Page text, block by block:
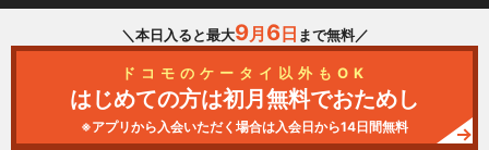
＼本日入ると最大9月 6日 まで無料／
ドコモのケータイ以外もOK
はじめての方は初月無料でおためし
※アプリから入会いただく場合は入会日から14日間無料